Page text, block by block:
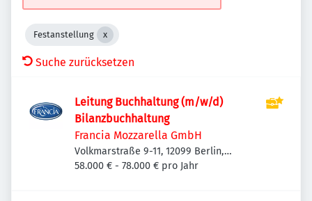
Festanstellung
Suche zurücksetzen
Leitung Buchhaltung (m/w/d)
Bilanzbuchhaltung
Francia Mozzarella GmbH
Volkmarstraße 9-11, 12099 Berlin,
Deutschland
58.000 € - 78.000 € pro Jahr